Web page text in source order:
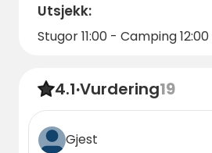
Utsjekk:
Stugor 11:00 - Camping 12:00
4.1·Vurdering19
Gjest